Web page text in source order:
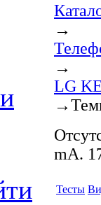
→
→
LG
→
mA.
Тесты